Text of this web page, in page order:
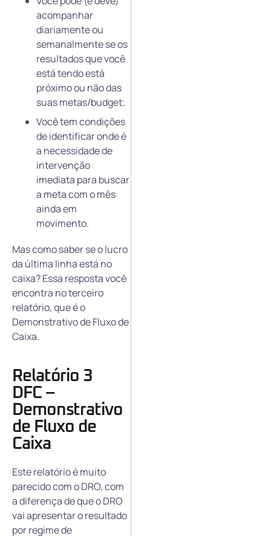
acompanhar
diariamente ou
semanalmente se os
resultados que você
está tendo está
próximo ou não das
suas metas/budget;
Você tem condições
de identificar onde é
a necessidade de
intervenção
imediata para buscar
a meta com o mês
ainda em
movimento.
Mas como saber se o lucro
da última linha está no
caixa? Essa resposta você
encontra no terceiro
relatório, que é o
Demonstrativo de Fluxo de
Caixa.
Relatório 3
DFC –
Demonstrativo
de Fluxo de
Caixa
Este relatório é muito
parecido com o DRO, com
a diferença de que o DRO
vai apresentar o resultado
por regime de